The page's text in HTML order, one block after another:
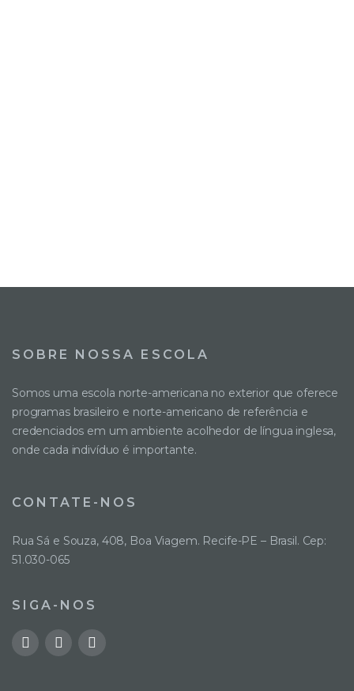
SOBRE NOSSA ESCOLA
Somos uma escola norte-americana no exterior que oferece
programas brasileiro e norte-americano de referência e
credenciados em um ambiente acolhedor de língua inglesa,
onde cada indivíduo é importante.
CONTATE-NOS
Rua Sá e Souza, 408, Boa Viagem. Recife-PE – Brasil. Cep:
51.030-065
SIGA-NOS